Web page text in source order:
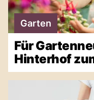
Garten
Für
Hinterhof